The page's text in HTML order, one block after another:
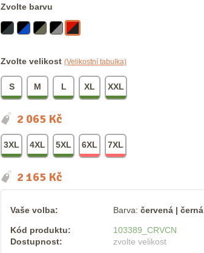
Zvolte barvu
Zvolte velikost (Velikostní tabulka)
S M L XL XXL
2 065 Kč
3XL 4XL 5XL 6XL 7XL
2 165 Kč
Vaše volba: Barva: červená | černá
Kód produktu: 103389 CRVCN
Dostupnost:
zvolte velikost